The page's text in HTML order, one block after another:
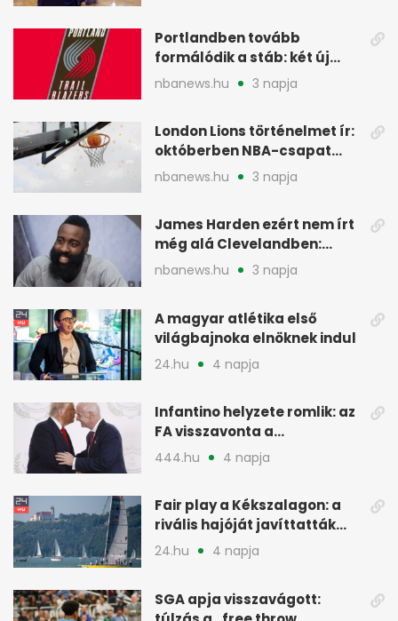
Portlandben tovább
formálódik a stáb: két új
szakember a Blazersnél
nbanews.hu 3 napja
London Lions történelmet ír:
októberben NBA-csapat
ellen lép pályára
nbanews.hu 3 napja
James Harden ezért nem írt
még alá Clevelandben:
pénzügyi okok
nbanews.hu 3 napja
A magyar atlétika első
világbajnoka elnöknek indul
24.hu 4 napja
Infantino helyzete romlik: az
FA visszavonta a
támogatását, jöhet a
444.hu 4 napja
Fair play a Kékszalagon: a
rivális hajóját javíttatták
meg
24.hu 4 napja
SGA apja visszavágott: